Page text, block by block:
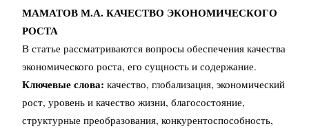
МАМАТОВ М.А. КАЧЕСТВО ЭКОНОМИЧЕСКОГО
РОСТА
В статье рассматриваются вопросы обеспечения качества
экономического роста, его сущность и содержание.
Ключевые слова: качество, глобализация, экономический
рост, уровень и качество жизни, благосостояние,
структурные преобразования, конкурентоспособность,